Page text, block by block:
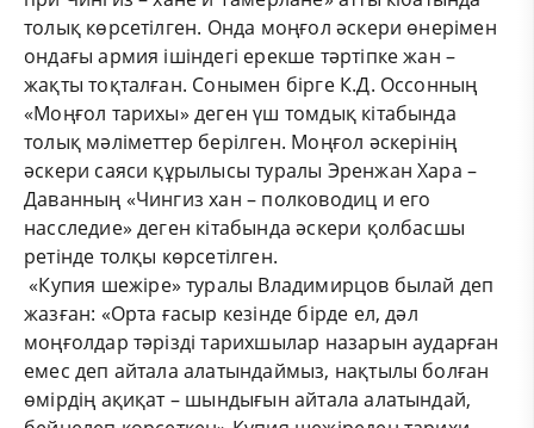
толық көрсетілген. Онда моңғол әскери өнерімен
ондағы армия ішіндегі ерекше тәртіпке жан –
жақты тоқталған. Сонымен бірге К.Д. Оссонның
«Моңғол тарихы» деген үш томдық кітабында
толық мәліметтер берілген. Моңғол әскерінің
әскери саяси құрылысы туралы Эренжан Хара –
Даванның «Чингиз хан – полководиц и его
насследие» деген кітабында әскери қолбасшы
ретінде толқы көрсетілген.
«Купия шежіре» туралы Владимирцов былай деп
жазған: «Орта ғасыр кезінде бірде ел, дәл
моңғолдар тәрізді тарихшылар назарын аударған
емес деп айтала алатындаймыз, нақтылы болған
өмірдің ақиқат – шындығын айтала алатындай,